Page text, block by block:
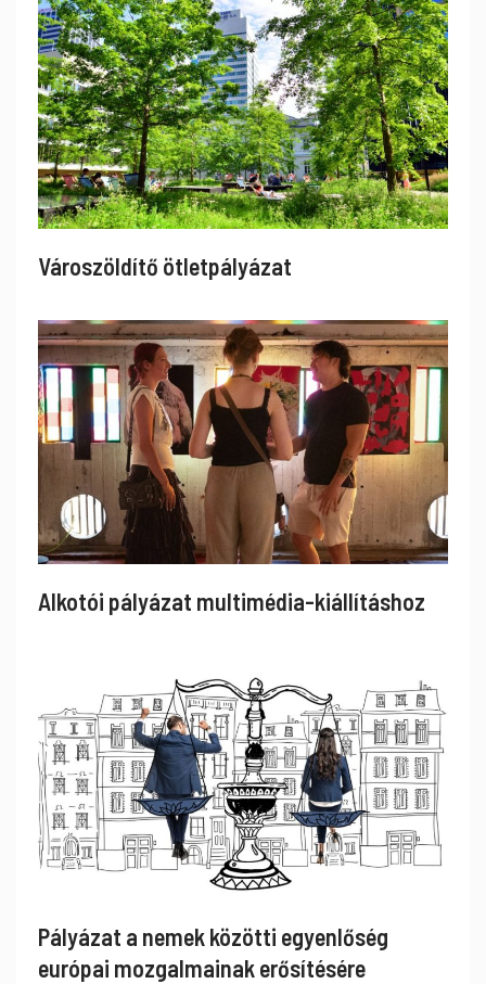
Városzöldítő ötletpályázat
Alkotói pályázat multimédia-kiállításhoz
Pályázat a nemek közötti egyenlőség
európai mozgalmainak erősítésére